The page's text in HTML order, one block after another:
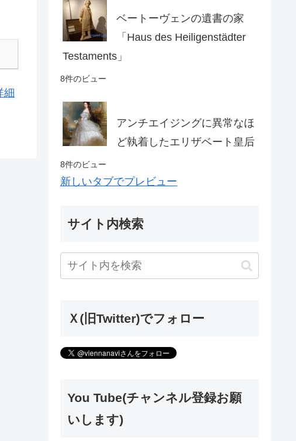
細
ベートーヴェンの遺書の家
「Haus des Heiligenstädter
Testaments」
8件のビュー
アンチエイジングに異常なほ
ど執着したエリザベート皇后
8件のビュー
新しいタブでプレビュー
サイト内検索
Ｘ(旧Twitter)でフォロー
You Tube(チャンネル登録お願
いします)